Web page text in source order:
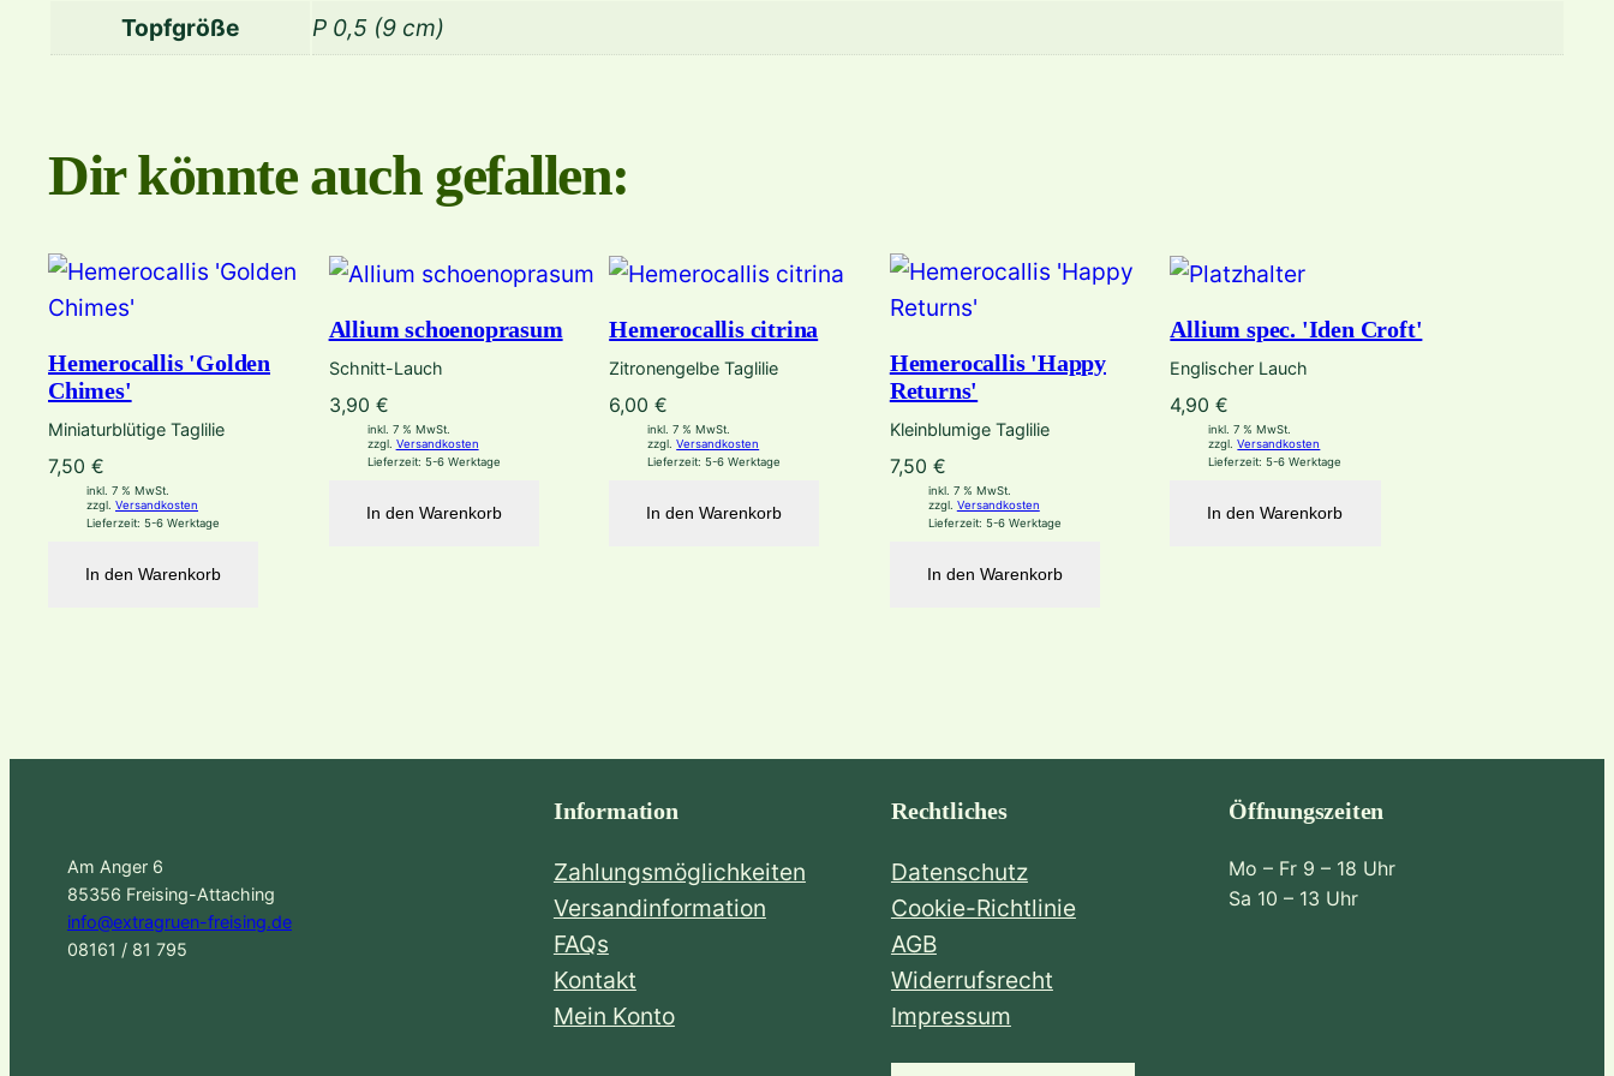
b
r
e
n
h
a
s
e
Topfgröße
P 0,5 (9 cm)
Dir könnte auch gefallen:
Hemerocallis 'Golden
Chimes'
Miniaturblütige Taglilie
7,50 €
inkl. 7 % MwSt.
zzgl. Versandkosten
Lieferzeit: 5-6 Werktage
In den Warenkorb
Allium schoenoprasum
Schnitt-Lauch
3,90 €
inkl. 7 % MwSt.
zzgl. Versandkosten
Lieferzeit: 5-6 Werktage
In den Warenkorb
Hemerocallis citrina
Zitronengelbe Taglilie
6,00€
inkl. 7 % MwSt.
zzgl.Versandkosten
Lieferzeit:5-6 Werktage
In den Warenkorb
Hemerocallis 'Happy
Returns'
Kleinblumige Taglilie
7,50 €
inkl. 7 % MwSt.
zzgl. Versandkosten
Lieferzeit: 5-6 Werktage
In den Warenkorb
Allium spec. 'Iden Croft'
Englischer Lauch
4,90€
inkl. 7 % MwSt.
zzgl.Versandkosten
Lieferzeit:5-6 Werktage
In den Warenkorb
Am Anger 6
85356 Freising-Attaching
info@extragruen-freising.de
08161 / 81 795
Information
Zahlungsmöglichkeiten
Versandinformation
FAQs
Kontakt
Mein Konto
Rechtliches
Datenschutz
Cookie-Richtlinie
AGB
Widerrufsrecht
Impressum
Öffnungszeiten
Mo – Fr 9 – 18 Uhr
Sa 10 – 13 Uhr